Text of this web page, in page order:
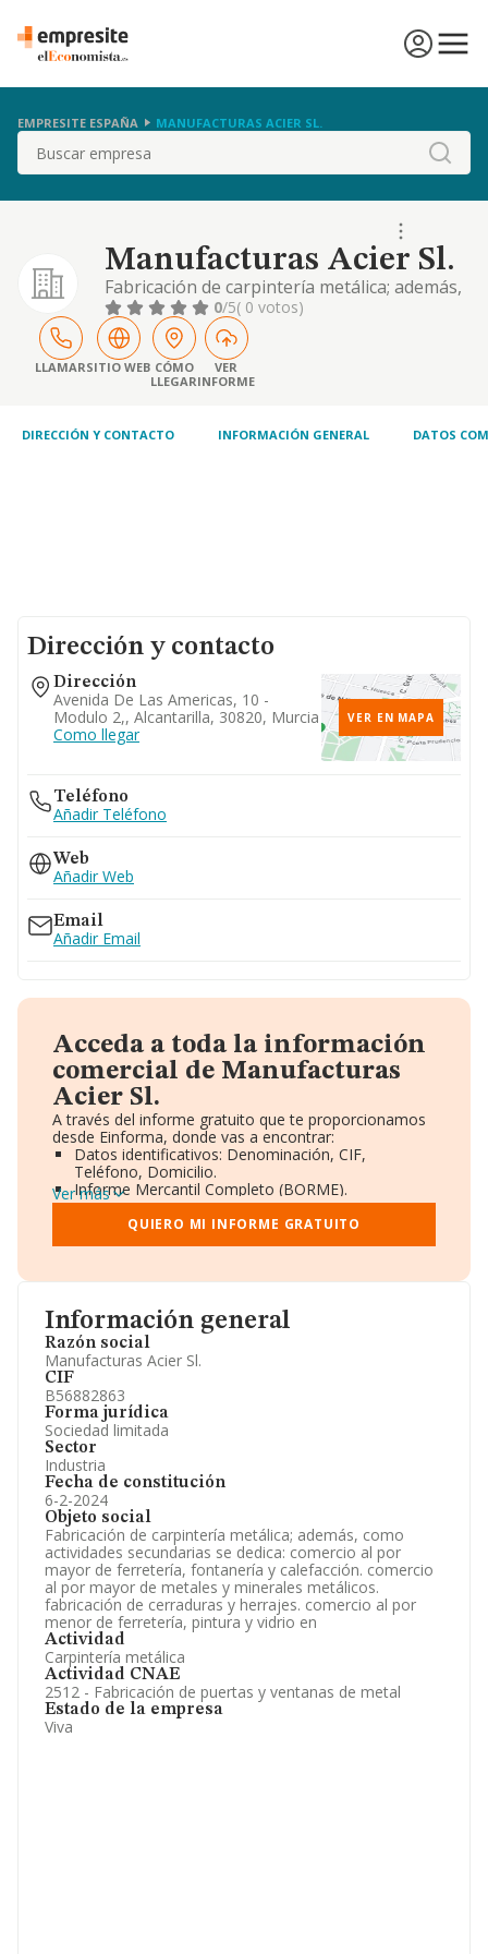
EMPRESITE ESPAÑA MANUFACTURAS ACIER SL.
Buscar
Manufacturas Acier Sl.
Fabricación de carpintería metálica; además,
como actividades secundarias se dedica:
comercio al por mayor de ferretería,
fontanería y calefacción. comercio al por
mayor de metales y minerales metálicos.
fabricación de cerraduras y herrajes.
y vidrio en
0/5( 0 votos)
LLAMARSITIO WEB CÓMO
LLEGAR
VER
INFORME
DIRECCIÓN Y CONTACTO INFORMACIÓN GENERAL DATOS
Información general
Razón social
Manufacturas Acier Sl.
CIF
B56882863
Forma jurídica
Sociedad limitada
Sector
Industria
Fecha de constitución
6-2-2024
Objeto social
Fabricación de carpintería metálica; además, como
actividades secundarias se dedica: comercio al por
mayor de ferretería, fontanería y calefacción. comercio
al por mayor de metales y minerales metálicos.
fabricación de cerraduras y herrajes. comercio al por
menor de ferretería, pintura y vidrio en
Actividad
Carpintería metálica
Actividad CNAE
2512 - Fabricación de puertas y ventanas de metal
Estado de la empresa
Viva
Dirección y contacto
Dirección
Avenida De Las Americas, 10 -
Modulo 2,, Alcantarilla, 30820, Murcia
Como llegar
VER EN MAPA
Teléfono
Añadir Teléfono
Web
Añadir Web
Email
Añadir Email
Acceda a toda la información
comercial de Manufacturas
Acier Sl.
A través del informe gratuito que te proporcionamos
desde Einforma, donde vas a encontrar:
Datos identificativos: Denominación, CIF,
Teléfono, Domicilio.
Informe Mercantil Completo (BORME).
Gráficos de Evolución Ventas y Empleados.
Consejo de Administración y Administradores.
Directivos y Ejecutivos.
Información oficial y registral complementaria.
Ver más
QUIERO MI INFORME GRATUITO